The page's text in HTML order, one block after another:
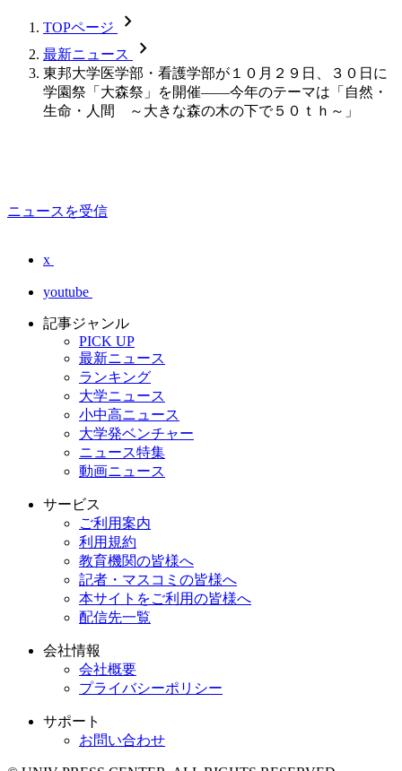
TOPページ chevron_forward
最新ニュース chevron_forward
東邦大学医学部・看護学部が１０月２９日、３０日に
学園祭「大森祭」を開催――今年のテーマは「自然・
生命・人間 ～大きな森の木の下で５０ｔｈ～」
ニュースを受信
x
youtube
記事ジャンル
PICK UP
最新ニュース
ランキング
大学ニュース
小中高ニュース
大学発ベンチャー
ニュース特集
動画ニュース
サービス
ご利用案内
利用規約
教育機関の皆様へ
記者・マスコミの皆様へ
本サイトをご利用の皆様へ
配信先一覧
会社情報
会社概要
プライバシーポリシー
サポート
お問い合わせ